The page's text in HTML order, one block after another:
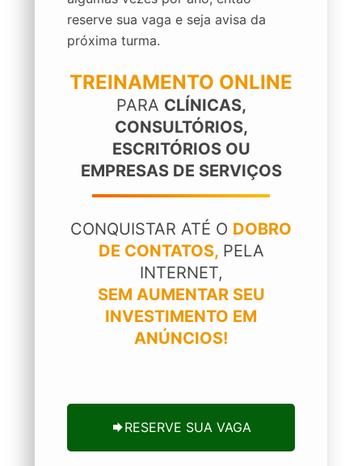
reserve sua vaga e seja avisa da
próxima turma.
TREINAMENTO ONLINE
PARA CLÍNICAS,
CONSULTÓRIOS,
ESCRITÓRIOS OU
EMPRESAS DE SERVIÇOS
CONQUISTAR ATÉ O DOBRO
DE CONTATOS, PELA
INTERNET,
SEM AUMENTAR SEU
INVESTIMENTO EM
ANÚNCIOS!
RESERVE SUA VAGA